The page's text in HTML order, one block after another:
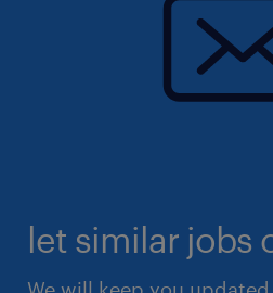
let similar jobs